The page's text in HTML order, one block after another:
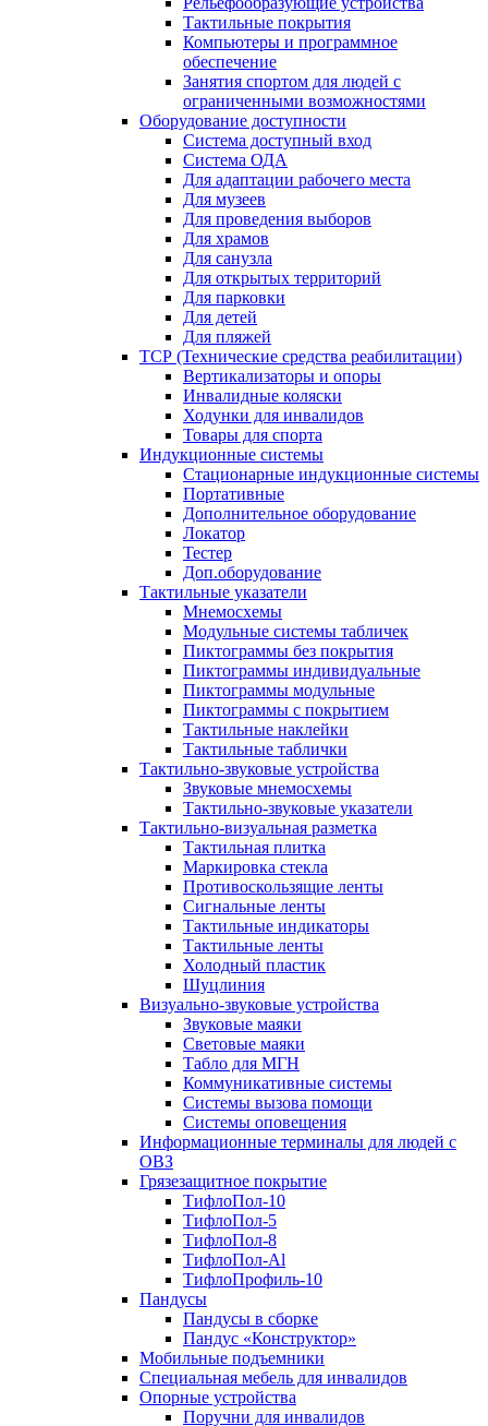
Тактильные покрытия
Компьютеры и программное
обеспечение
Занятия спортом для людей с
ограниченными возможностями
Оборудование доступности
Система доступный вход
Система ОДА
Для адаптации рабочего места
Для музеев
Для проведения выборов
Для храмов
Для санузла
Для открытых территорий
Для парковки
Для детей
Для пляжей
ТСР (Технические средства реабилитации)
Вертикализаторы и опоры
Инвалидные коляски
Ходунки для инвалидов
Товары для спорта
Индукционные системы
Стационарные индукционные системы
Портативные
Дополнительное оборудование
Локатор
Тестер
Доп.оборудование
Тактильные указатели
Мнемосхемы
Модульные системы табличек
Пиктограммы без покрытия
Пиктограммы индивидуальные
Пиктограммы модульные
Пиктограммы с покрытием
Тактильные наклейки
Тактильные таблички
Тактильно-звуковые устройства
Звуковые мнемосхемы
Тактильно-звуковые указатели
Тактильно-визуальная разметка
Тактильная плитка
Маркировка стекла
Противоскользящие ленты
Сигнальные ленты
Тактильные индикаторы
Тактильные ленты
Холодный пластик
Шуцлиния
Визуально-звуковые устройства
Звуковые маяки
Световые маяки
Табло для МГН
Коммуникативные системы
Системы вызова помощи
Системы оповещения
Информационные терминалы для людей с
ОВЗ
Грязезащитное покрытие
ТифлоПол-10
ТифлоПол-5
ТифлоПол-8
ТифлоПол-Al
ТифлоПрофиль-10
Пандусы
Пандусы в сборке
Пандус «Конструктор»
Мобильные подъемники
Специальная мебель для инвалидов
Опорные устройства
Поручни для инвалидов